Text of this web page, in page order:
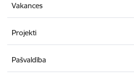
Vakances
Projekti
Pašvaldība